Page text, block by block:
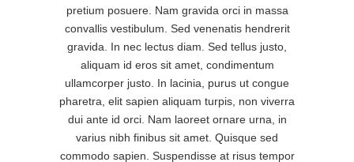
pretium posuere. Nam gravida orci in massa
convallis vestibulum. Sed venenatis hendrerit
gravida. In nec lectus diam. Sed tellus justo,
aliquam id eros sit amet, condimentum
ullamcorper justo. In lacinia, purus ut congue
pharetra, elit sapien aliquam turpis, non viverra
dui ante id orci. Nam laoreet ornare urna, in
varius nibh finibus sit amet. Quisque sed
commodo sapien. Suspendisse at risus tempor